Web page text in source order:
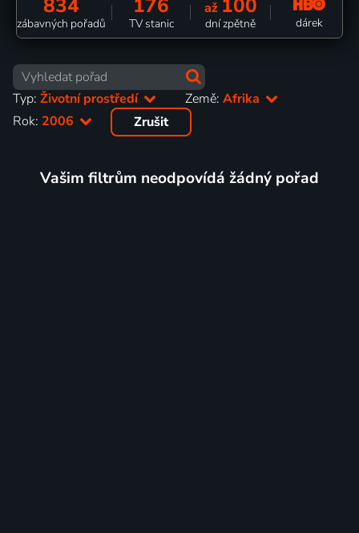
zábavných pořadů TV stanic
až
dní zpětně dárek
Typ: Životní prostředí Země:Afrika
Rok: 2006 Zrušit
Vašim filtrům neodpovídá žádný pořad